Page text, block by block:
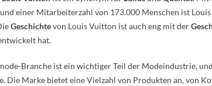
einer Mitarbeiterzahl von 173.000 Menschen ist
Geschichtevon Louis Vuitton ist auch eng mit der
hat.
Branche ist ein wichtiger Teil der Modeindustrie,
Die Marke bietet eine Vielzahl von Produkten an, von